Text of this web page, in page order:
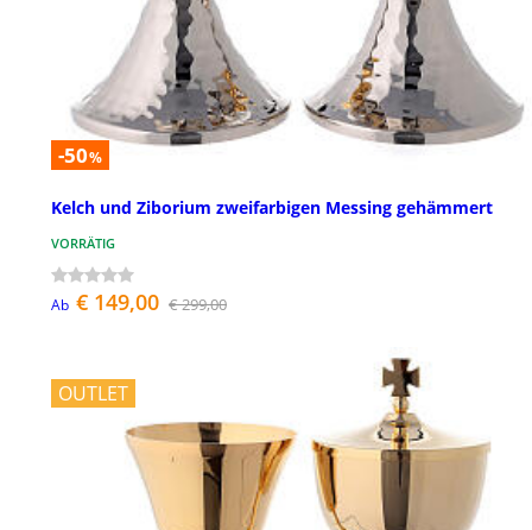
-50%
Kelch und Ziborium zweifarbigen Messing gehämmert
VORRÄTIG
Ab € 149,00 € 299,00
OUTLET